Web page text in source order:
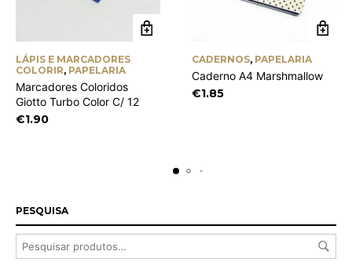
LÁPIS E MARCADORES
COLORIR, PAPELARIA
Marcadores Coloridos
Giotto Turbo Color C/ 12
€1.90
CADERNOS, PAPELARIA
Caderno A4 Marshmallow
€1.85
PESQUISA